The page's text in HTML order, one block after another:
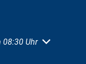
Schließzeiten
08:30 Uhr